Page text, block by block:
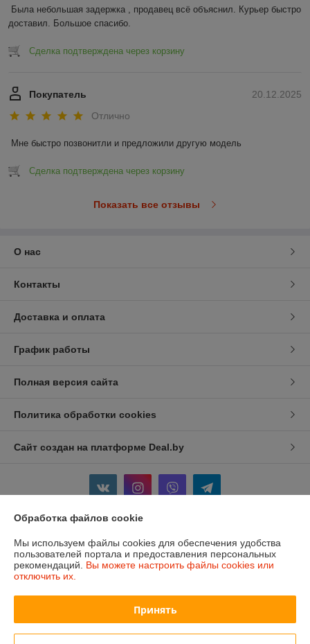
Была небольшая задержка , продавец всё объяснил. Курьер быстро
доставил. Большое спасибо.
Сделка подтверждена через корзину
20.12.2025
Покупатель
Отлично
Мне быстро позвонитли и предложили другую модель
Сделка подтверждена через корзину
Показать все отзывы
О нас
Контакты
Доставка и оплата
График работы
Полная версия сайта
Политика обработки cookies
Сайт создан на платформе Deal.by
Информация для покупателя
Индивидуальный предприниматель:ИП Изотов Алексей Олегович
Минск. Ул. Седых 36-25
Регистрационный номер ЕГР: 193806782
Регистрационный орган: Мингорисполком
Обработка файлов cookie
Мы используем файлы cookies для обеспечения удобства
пользователей портала и предоставления персональных
рекомендаций. Вы можете настроить файлы cookies или
отключить их.
Принять